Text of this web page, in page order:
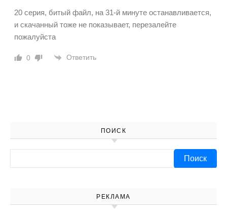
20 серия, битый файл, на 31-й минуте останавливается,
и скачанный тоже не показывает, перезалейте
пожалуйста
0 Ответить
ПОИСК
РЕКЛАМА